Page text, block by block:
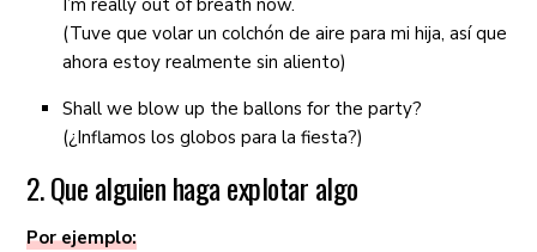
I’m really out of breath now.
(Tuve que volar un colchón de aire para mi hija, así que
ahora estoy realmente sin aliento)
Shall we blow up the ballons for the party?
(¿Inflamos los globos para la fiesta?)
2. Que alguien haga explotar algo
Por ejemplo: